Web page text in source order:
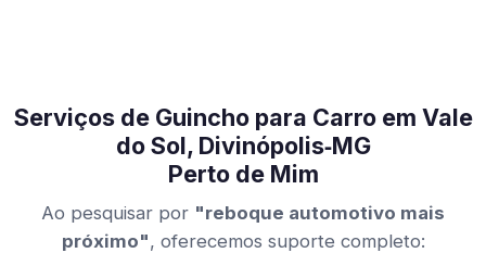
Serviços de Guincho para Carro em Vale
do Sol, Divinópolis‑MG
Perto de Mim
Ao pesquisar por "reboque automotivo mais
próximo", oferecemos suporte completo: